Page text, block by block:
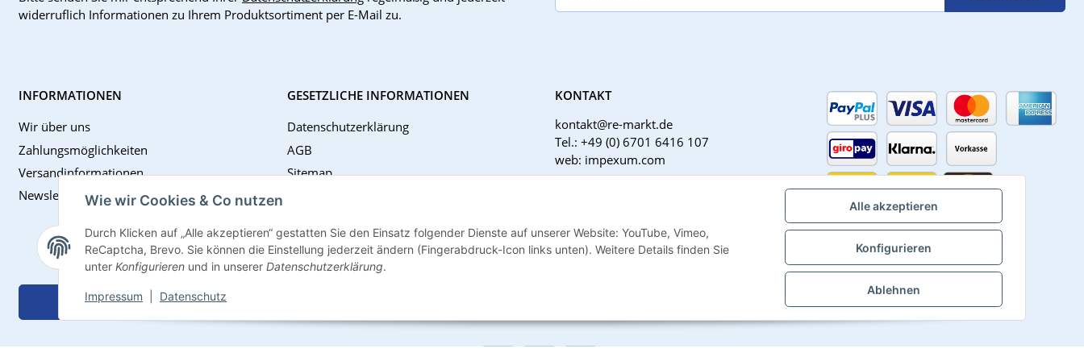
Alle akzeptieren
Konfigurieren
Ablehnen
Wie wir Cookies & Co nutzen
Durch Klicken auf „Alle akzeptieren“ gestatten Sie den Einsatz folgender Dienste auf unserer Website: YouTube, Vimeo,
ReCaptcha, Brevo. Sie können die Einstellung jederzeit ändern (Fingerabdruck-Icon links unten). Weitere Details finden Sie
unter Konfigurieren und in unserer Datenschutzerklärung.
Impressum Datenschutz
widerruflich Informationen zu Ihrem Produktsortiment per E-Mail zu.
INFORMATIONEN
Wir über uns
Zahlungsmöglichkeiten
Versandinformationen
Newsletter
GESETZLICHE INFORMATIONEN
Datenschutzerklärung
AGB
Sitemap
Widerrufsrecht
KONTAKT
kontakt@re-markt.de
Tel.: +49 (0) 6701 6416 107
web: impexum.com
Vertrag widerrufen